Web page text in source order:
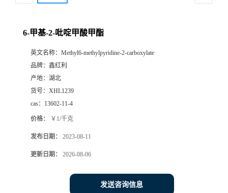
6-甲基-2-吡啶甲酸甲酯
英文名称： Methyl6-methylpyridine-2-carboxylate
品牌： 鑫红利
产地： 湖北
货号： XHL1239
cas： 13602-11-4
价格： ￥1/千克
发布日期： 2023-08-11
更新日期： 2026-08-06
发送咨询信息